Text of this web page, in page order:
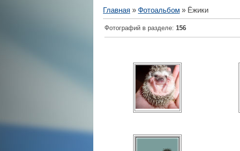
Главная » Фотоальбом » Ёжики
Фотографий в разделе: 156